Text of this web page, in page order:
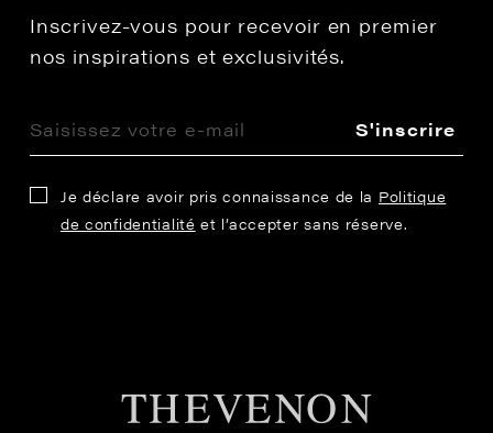
Inscrivez-vous pour recevoir en premier
nos inspirations et exclusivités.
S'inscrire
Je déclare avoir pris connaissance de la Politique
de confidentialité et l’accepter sans réserve.